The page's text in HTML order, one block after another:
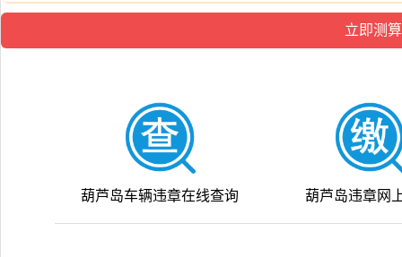
葫芦岛车辆违章在线查询 葫芦岛违章网